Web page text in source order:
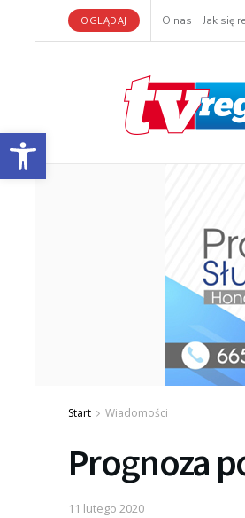
Otwórz pasek narzędzi
OGLĄDAJ O nas Jak się
Start Wiadomości
Prognoza
11 lutego 2020